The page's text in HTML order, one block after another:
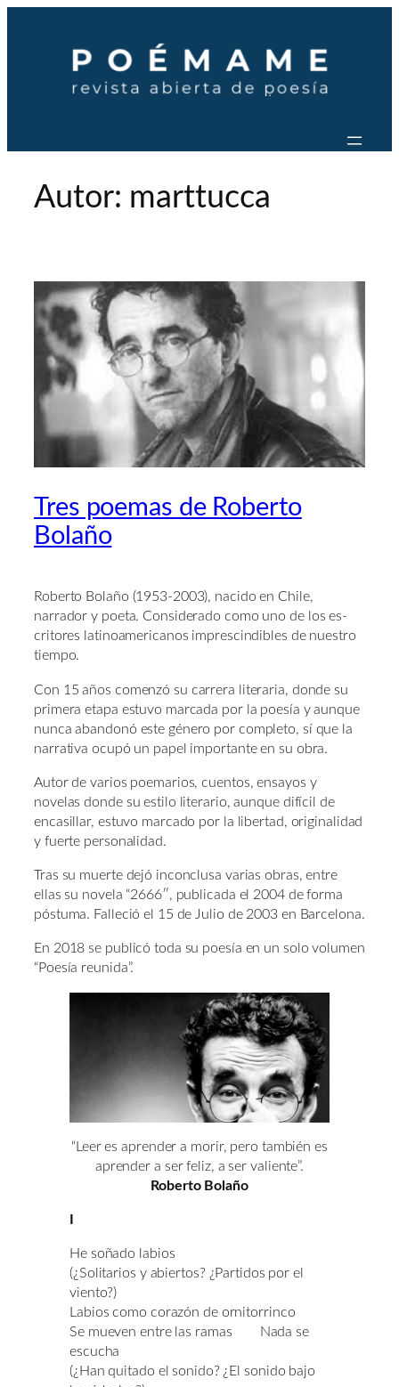
contenido
Autor: marttucca
Tres poemas de Roberto
Bolaño
Roberto Bolaño (1953-2003), nacido en Chile,
narrador y poeta. Considerado como uno de los es­
critores latinoamericanos imprescindibles de nues­tro
tiempo.
Con 15 años comenzó su carrera literaria, donde su
primera etapa estuvo marcada por la poesía y aunque
nunca abandonó este género por completo, sí que la
narrativa ocupó un papel importante en su obra.
Autor de varios poemarios, cuentos, ensayos y
novelas donde su estilo literario, aunque difícil de
encasillar, estuvo marcado por la libertad, originalidad
y fuerte personalidad.
Tras su muerte dejó inconclusa varias obras, entre
ellas su novela “2666″, publicada el 2004 de forma
póstuma. Falleció el 15 de Julio de 2003 en Barcelona.
En 2018 se publicó toda su poesía en un solo volumen
“Poesía reunida”.
“Leer es aprender a morir, pero también es
aprender a ser feliz, a ser valiente”.
Roberto Bolaño
He soñado labios
(¿Solitarios y abiertos? ¿Partidos por el
viento?)
Labios como corazón de ornitorrinco
Se mueven entre las ramas Nada se
escucha
(¿Han quitado el sonido? ¿El sonido bajo